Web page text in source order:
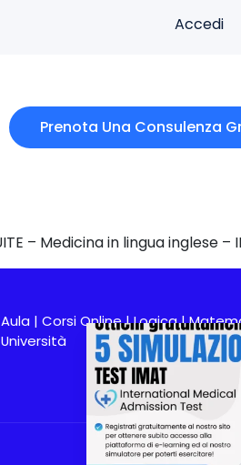
Accedi
Prenota Una Consulenza
– Medicina in lingua inglese –
| Corsi Online|Logica|